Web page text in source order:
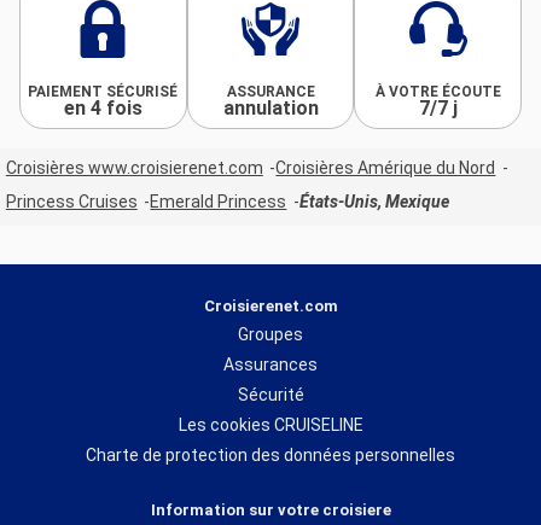
PAIEMENT SÉCURISÉ
en 4 fois
ASSURANCE
annulation
À VOTRE ÉCOUTE
7/7 j
Croisières www.croisierenet.com
Croisières Amérique du Nord
Princess Cruises
Emerald Princess États-Unis, Mexique
Croisierenet.com
Groupes
Assurances
Sécurité
Les cookies CRUISELINE
Charte de protection des données personnelles
Information sur votre croisiere